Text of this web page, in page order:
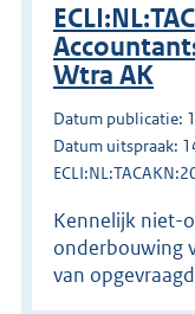
Wtra AK
Datum publicatie:
Datum uitspraak:
Kennelijk niet-
onderbouwing
van